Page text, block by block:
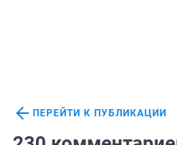
ПЕРЕЙТИ К ПУБЛИКАЦИИ